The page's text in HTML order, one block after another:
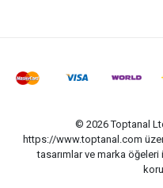
© 2026 Toptanal
https://www.toptanal.com
tasarımlar ve marka